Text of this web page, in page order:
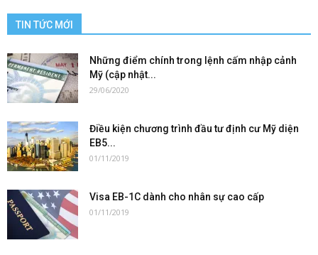
TIN TỨC MỚI
Những điểm chính trong lệnh cấm nhập cảnh
Mỹ (cập nhật...
29/06/2020
Điều kiện chương trình đầu tư định cư Mỹ diện
EB5...
01/11/2019
Visa EB-1C dành cho nhân sự cao cấp
01/11/2019